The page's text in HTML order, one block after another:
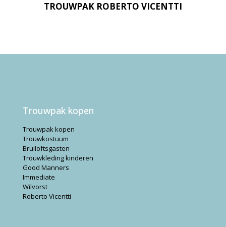
TROUWPAK ROBERTO VICENTTI
Trouwpak kopen
Trouwpak kopen
Trouwkostuum
Bruiloftsgasten
Trouwkleding kinderen
Good Manners
Immediate
Wilvorst
Roberto Vicentti